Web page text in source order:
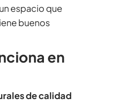
espacio que
buenos
en
de calidad